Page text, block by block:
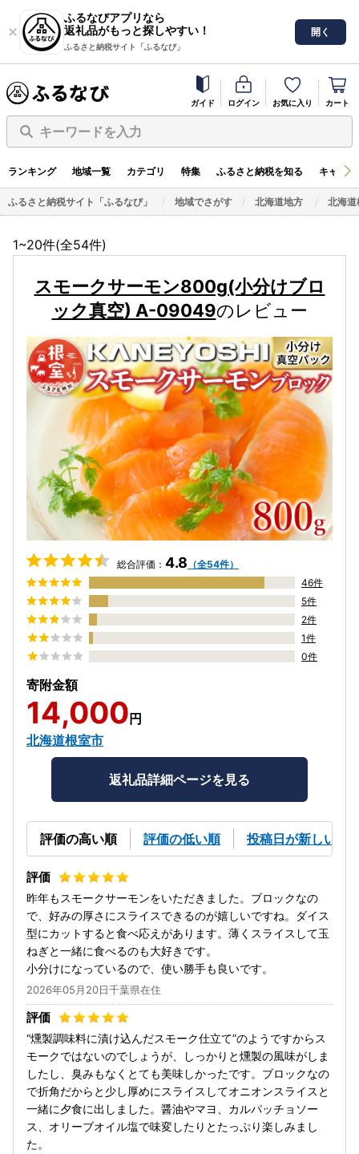
ふるなびアプリなら
返礼品がもっと探しやすい！
ふるさと納税サイト「ふるなび」
開く
ガイド ログイン お気に入り カート
キーワードを入力
ランキング 地域一覧 カテゴリ 特集 ふるさと納税を知る キャン
ふるさと納税サイト「ふるなび」 地域でさがす 北海道地方 北海道
1~20件(全54件)
スモークサーモン800g(小分けブロ
ック真空) A-09049のレビュー
総合評価： 4.8 （全54件）
46件
5件
2件
1件
0件
寄附金額
14,000円
北海道根室市
返礼品詳細ページを見る
評価の高い順 評価の低い順 投稿日が新しい順
昨年もスモークサーモンをいただきました。ブロックなの
で、好みの厚さにスライスできるのが嬉しいですね。ダイス
型にカットすると食べ応えがあります。薄くスライスして玉
ねぎと一緒に食べるのも大好きです。
小分けになっているので、使い勝手も良いです。
2026年05月20日千葉県在住
“燻製調味料に漬け込んだスモーク仕立て”のようですからス
モークではないのでしょうが、しっかりと燻製の風味がしま
したし、臭みもなくとても美味しかったです。ブロックなの
で折角だからと少し厚めにスライスしてオニオンスライスと
一緒に夕食に出しました。醤油やマヨ、カルパッチョソー
ス、オリーブオイル塩で味変したりとたっぷり楽しみまし
た。